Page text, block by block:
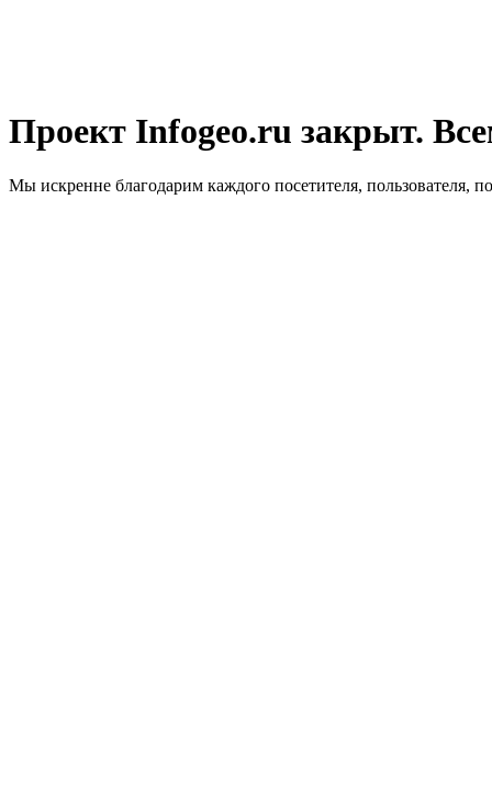
Проект Infogeo.ru закрыт.
Мы искренне благодарим каждого посетителя, пользователя,